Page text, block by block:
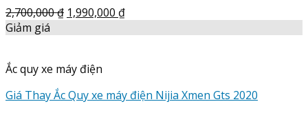
2,700,000₫ 1,990,000 ₫
Giảm giá
Ắc quy xe máy điện
Giá Thay Ắc Quy xe máy điện Nijia Xmen Gts 2020